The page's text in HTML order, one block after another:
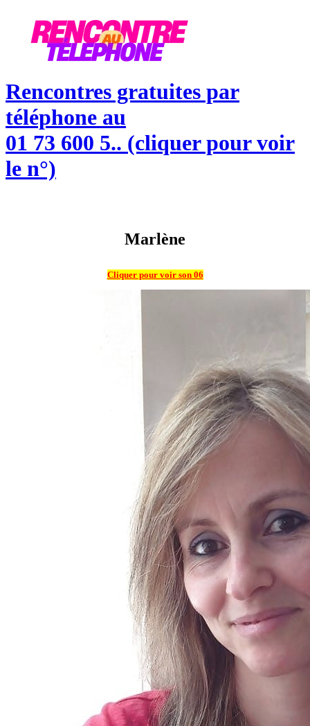
Rencontres gratuites par
téléphone au
01 73 600 5.. (cliquer pour voir
le n°)
Marlène
Cliquer pour voir son 06